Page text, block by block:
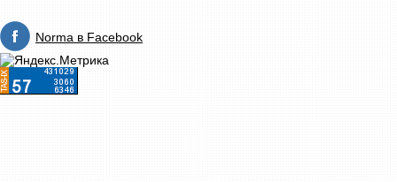
Norma в Facebook